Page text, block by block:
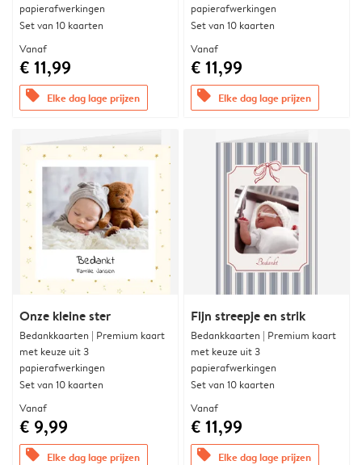
papierafwerkingen
Set van 10 kaarten
Vanaf
€ 11,99
offers Elke dag lage prijzen
papierafwerkingen
Set van 10 kaarten
Vanaf
€ 11,99
offers Elke dag lage prijzen
Onze kleine ster
Bedankkaarten | Premium kaart
met keuze uit 3
papierafwerkingen
Set van 10 kaarten
Vanaf
€ 9,99
offers Elke dag lage prijzen
Fijn streepje en strik
Bedankkaarten | Premium kaart
met keuze uit 3
papierafwerkingen
Set van 10 kaarten
Vanaf
€ 11,99
offers Elke dag lage prijzen